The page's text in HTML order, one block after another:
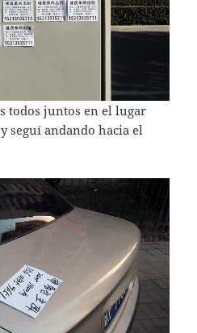
todos juntos en el lugar
seguí andando hacia el